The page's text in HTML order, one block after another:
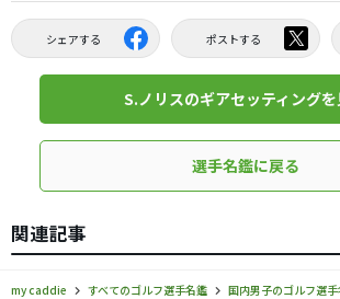
シェアする ポストする
S.ノリスのギアセッティングを
選手名鑑に戻る
関連記事
my caddie すべてのゴルフ選手名鑑 国内男子のゴルフ選